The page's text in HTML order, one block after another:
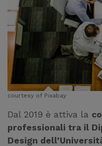
SEGRETERIA
SERVIZI
FORMAZIONE
NEWS
courtesy of Pixabay
Dal 2019 è attiva la
professionali tra il
Design